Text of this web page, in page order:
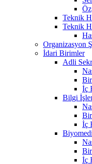
Teknik
Teknik
Organizasyon
İdari Birimler
Adli
İç
Bilgi
İç
İç